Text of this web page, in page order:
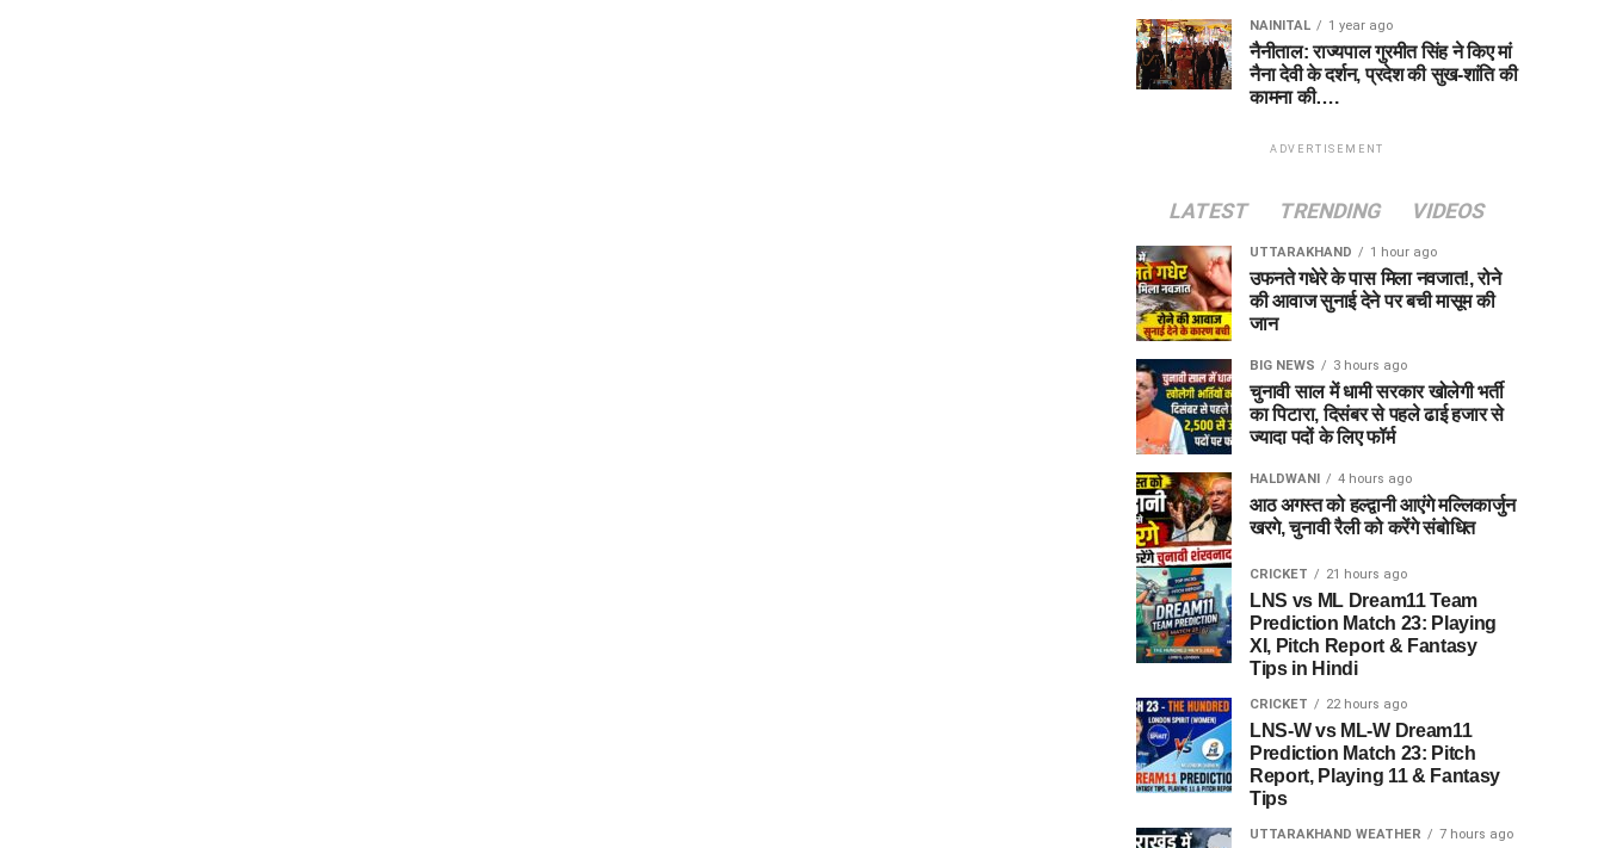
NAINITAL 1 year ago
नैनीताल: राज्यपाल गुरमीत सिंह ने किए मां
नैना देवी के दर्शन, प्रदेश की सुख-शांति की
कामना की….
ADVERTISEMENT
LATEST TRENDING VIDEOS
UTTARAKHAND 1 hour ago
उफनते गधेरे के पास मिला नवजात!, रोने
की आवाज सुनाई देने पर बची मासूम की
जान
BIG NEWS 3 hours ago
चुनावी साल में धामी सरकार खोलेगी भर्ती
का पिटारा, दिसंबर से पहले ढाई हजार से
ज्यादा पदों के लिए फॉर्म
HALDWANI 4 hours ago
आठ अगस्त को हल्द्वानी आएंगे मल्लिकार्जुन
खरगे, चुनावी रैली को करेंगे संबोधित
CRICKET 21 hours ago
LNS vs ML Dream11 Team
Prediction Match 23: Playing
XI, Pitch Report & Fantasy
Tips in Hindi
CRICKET 22 hours ago
LNS-W vs ML-W Dream11
Prediction Match 23: Pitch
Report, Playing 11 & Fantasy
Tips
UTTARAKHAND WEATHER 7 hours ago